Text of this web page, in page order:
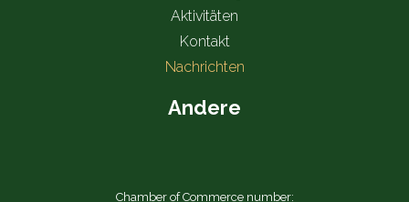
Aktivitäten
Kontakt
Nachrichten
Andere
Chamber of Commerce number: